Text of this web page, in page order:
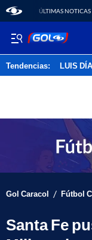
ÚLTIMAS NOTICAS
Tendencias: LUIS
Gol Caracol / Fútbol
Santa Fe